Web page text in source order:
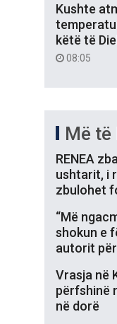
Kushte
këtë të
08:05
Më
RENEA
ushtarit, i
zbulohet
“Më
shokun e
autorit
Vrasja në
përfshinë
në dorë